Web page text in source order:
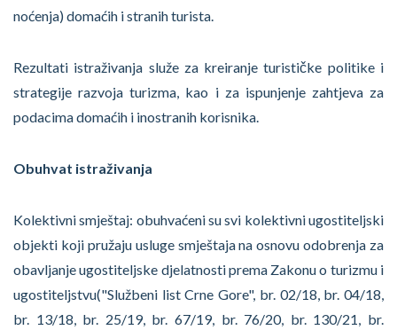
noćenja) domaćih i stranih turista.
Rezultati istraživanja služe za kreiranje turističke politike i
strategije razvoja turizma, kao i za ispunjenje zahtjeva za
podacima domaćih i inostranih korisnika.
Obuhvat istraživanja
Kolektivni smještaj: obuhvaćeni su svi kolektivni ugostiteljski
objekti koji pružaju usluge smještaja na osnovu odobrenja za
obavljanje ugostiteljske djelatnosti prema Zakonu o turizmu i
ugostiteljstvu("Službeni list Crne Gore", br. 02/18, br. 04/18,
br. 13/18, br. 25/19, br. 67/19, br. 76/20, br. 130/21, br.